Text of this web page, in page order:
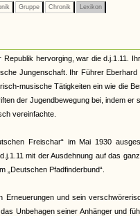
Gruppe Chronik Lexikon
hervorging, war die d.j.1.11.
Jungenschaft. Ihr Führer Eberhard
musische Tätigkeiten ein wie die
der Jugendbewegung bei, indem er
vereinfachte.
Freischar“ im Mai 1930
mit der Ausdehnung auf das
„Deutschen Pfadfinderbund“.
Erneuerungen und sein
Unbehagen seiner Anhänger und